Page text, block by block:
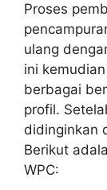
Proses
ulang
ini
berbagai
profil.
didinginkan
Berikut
WPC: